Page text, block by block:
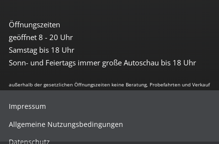
Öffnungszeiten
geöffnet 8 - 20 Uhr
Samstag bis 18 Uhr
Sonn- und Feiertags immer große Autoschau bis 18 Uhr
außerhalb der gesetzlichen Öffnungszeiten keine Beratung, Probefahrten und Verkauf
Impressum
Allgemeine Nutzungsbedingungen
Datenschutz